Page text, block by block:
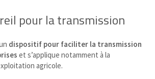
pour la transmission
dispositif pour faciliter la transmission
et s’applique notamment à la
agricole.